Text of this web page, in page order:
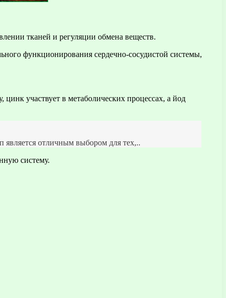
тканей и регуляции обмена веществ.
функционирования сердечно-сосудистой системы,
участвует в метаболических процессах, а йод
является отличным выбором для тех,..
систему.